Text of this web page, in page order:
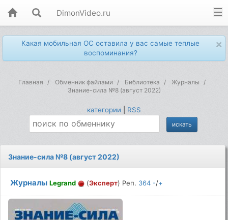
DimonVideo.ru
×
Какая мобильная ОС оставила у вас самые теплые
воспоминания?
Главная Обменник файлами Библиотека
Журналы
Знание-сила №8 (август 2022)
категории RSS
Знание-сила №8 (август 2022)
Журналы Legrand (Эксперт) Реп. 364 -/+